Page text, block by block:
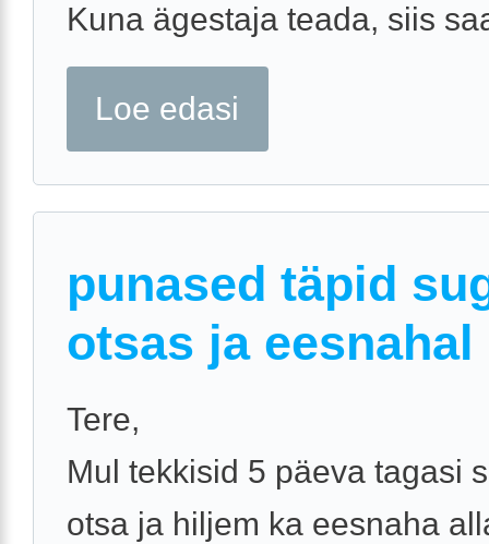
Kuna ägestaja teada, siis
Loe edasi
punased täpid
otsas ja eesnahal
Tere,
Mul tekkisid 5 päeva tagasi
otsa ja hiljem ka eesnaha